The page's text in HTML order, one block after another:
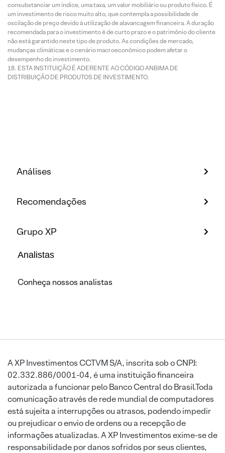
consubstanciar um índice, uma taxa, um valor mobiliário ou produto físico. É
um investimento de risco muito alto, que contempla a possibilidade de
oscilação de preço devido à utilização de alavancagem financeira. A duração
recomendada para o investimento é de curto prazo e o patrimônio do cliente
não está garantido neste tipo de produto. As condições de mercado,
mudanças climáticas e o cenário macroeconômico podem afetar o
desempenho do investimento.
ESTA INSTITUIÇÃO É ADERENTE AO CÓDIGO ANBIMA DE
DISTRIBUIÇÃO DE PRODUTOS DE INVESTIMENTO.
Análises
Recomendações
Grupo XP
Analistas
Conheça nossos analistas
A XP Investimentos CCTVM S/A, inscrita sob o CNPJ:
02.332.886/0001-04, é uma instituição financeira
autorizada a funcionar pelo Banco Central do Brasil.Toda
comunicação através de rede mundial de computadores
está sujeita a interrupções ou atrasos, podendo impedir
ou prejudicar o envio de ordens ou a recepção de
informações atualizadas. A XP Investimentos exime-se de
responsabilidade por danos sofridos por seus clientes,